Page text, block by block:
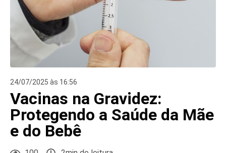
24/07/2025 às 16:56
Vacinas na Gravidez:
Protegendo a Saúde da Mãe
e do Bebê